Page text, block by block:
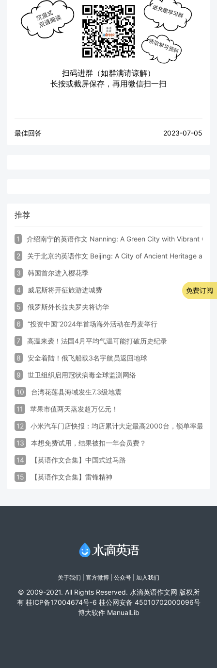
扫码进群（如群满请谅解）
长按或截屏保存，再用微信扫一扫
最佳回答 2023-07-05
推荐
1 介绍南宁的英语作文 Nanning: A Green City with Vibrant
2 关于北京的英语作文 Beijing: A City of Ancient Heritage and
3 韩国首尔进入樱花季
4 威尼斯将开征旅游进城费
5 俄罗斯外长拉夫罗夫将访华
6 “投资中国”2024年首场海外活动在丹麦举行
7 高温来袭！法国4月平均气温可能打破历史纪录
8 安全着陆！俄飞船载3名宇航员返回地球
9 世卫组织启用冠状病毒全球监测网络
10 台湾花莲县海域发生7.3级地震
11 苹果市值两天蒸发超万亿元！
12 小米汽车门店快报：均店累计大定最高2000台，锁单率最高
13 本想免费试用，结果被扣一年会员费？
14 【英语作文合集】中国式过马路
15 【英语作文合集】雷锋精神
关于我们 官方微博 | 公众号 | 加入我们
© 2009-2021. All Rights Reserved. 水滴英语作文网 版权所
有 桂ICP备17004674号-6 桂公网安备 45010702000096号
博大软件 ManualLib
免费订阅